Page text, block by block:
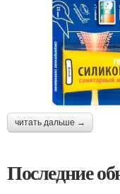
читать дальше →
Последние